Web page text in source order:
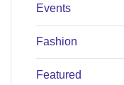
Events
Fashion
Featured